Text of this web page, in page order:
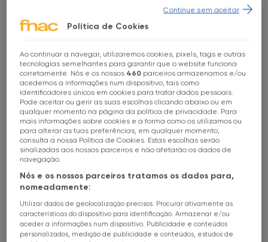
Escolhe a tua loja FNAC
Todas as lojas
FNAC Alameda
FNAC Alfragide
FNAC AlgarveShopping
FNAC Almada
Vivian Maier é provavelmente a fotógrafa que mais
autorretratos fez. Estima-se que tenha feito cerca de
investigação contínua sobre si própria e sobre a
imagem.
Existe ainda outro elemento importante. Durante
grande parte da sua vida foi uma invisível, uma
desconhecida, e em pouco tempo tornou-se um ícone.
Era uma ama e hoje é uma figura central na história da
fotografia. Essa transformação também contribui para
a forma como a obra é hoje recebida.
Em 2007, um conjunto de negativos comprado por
acaso num leilão — por pouco mais de 300 euros —
viria a revelar o olhar até então desconhecido
de Vivian Maier. Hoje, parte desse espólio
está nesta exposição. Como se constrói uma
Política de Cookies
Ao continuar a navegar, utilizaremos cookies, pixels, tags e outras
tecnologias semelhantes para garantir que o website funciona
corretamente. Nós e os nossos 460 parceiros armazenamos e/ou
acedemos a informações num dispositivo, tais como
identificadores únicos em cookies para tratar dados pessoais.
Pode aceitar ou gerir as suas escolhas clicando abaixo ou em
qualquer momento na página da política de privacidade. Para
mais informações sobre cookies e a forma como os utilizamos ou
para alterar as tuas preferências, em qualquer momento,
consulta a nossa Política de Cookies. Estas escolhas serão
sinalizadas aos nossos parceiros e não afetarão os dados de
navegação.
Nós e os nossos parceiros tratamos os dados para,
nomeadamente:
Utilizar dados de geolocalização precisos. Procurar ativamente as
características do dispositivo para identificação. Armazenar e/ou
aceder a informações num dispositivo. Publicidade e conteúdos
personalizados, medição de publicidade e conteúdos, estudos de
Continue sem aceitar